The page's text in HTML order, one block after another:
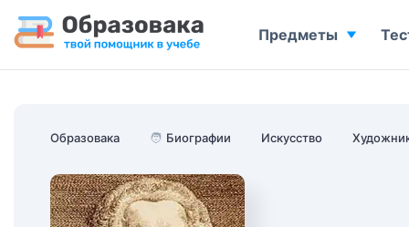
Образовака 🧑 Биографии Искусство
Предметы